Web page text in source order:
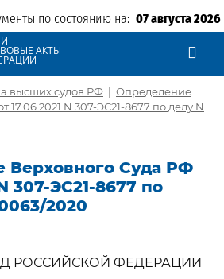
по состоянию на: 07 августа 2026
АКТЫ
высших судов РФ | Определение
17.06.2021 N 307-ЭС21-8677 по делу N
Верховного Суда РФ
307-ЭС21-8677 по
2020
РОССИЙСКОЙ ФЕДЕРАЦИИ